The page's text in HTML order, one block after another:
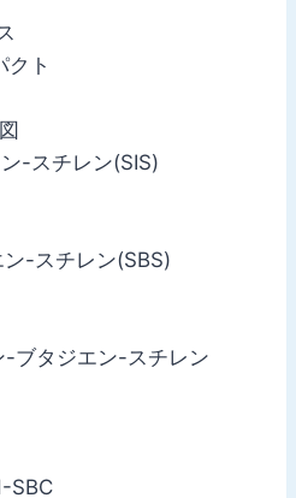
クト
-スチレン(SIS)
-スチレン(SBS)
ブタジエン-スチレン
SBC